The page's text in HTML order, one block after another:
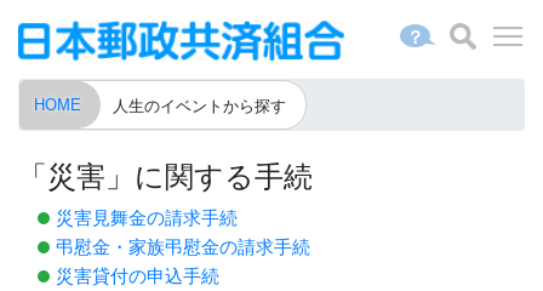
？
HOME 人生のイベントから探す
「災害」に関する手続
災害見舞金の請求手続
弔慰金・家族弔慰金の請求手続
災害貸付の申込手続